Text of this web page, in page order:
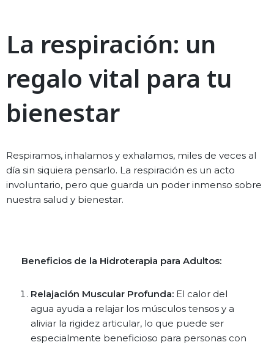
La respiración: un
regalo vital para tu
bienestar
Respiramos, inhalamos y exhalamos, miles de veces al
día sin siquiera pensarlo. La respiración es un acto
involuntario, pero que guarda un poder inmenso sobre
nuestra salud y bienestar.
Beneficios de la Hidroterapia para Adultos:
Relajación Muscular Profunda: El calor del
agua ayuda a relajar los músculos tensos y a
aliviar la rigidez articular, lo que puede ser
especialmente beneficioso para personas con